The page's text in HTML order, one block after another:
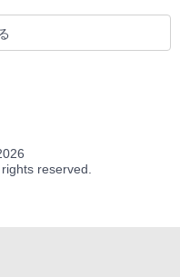
reserved.